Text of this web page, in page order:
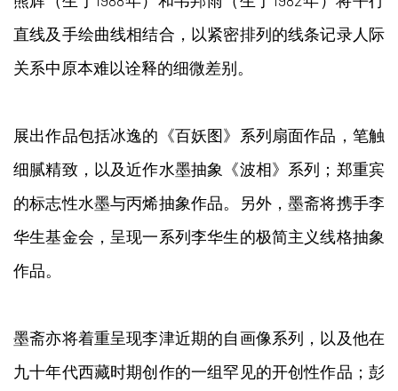
直线及手绘曲线相结合，以紧密排列的线条记录人际
关系中原本难以诠释的细微差别。
展出作品包括冰逸的《百妖图》系列扇面作品，笔触
细腻精致，以及近作水墨抽象《波相》系列；郑重宾
的标志性水墨与丙烯抽象作品。另外，墨斋将携手李
华生基金会，呈现一系列李华生的极简主义线格抽象
作品。
墨斋亦将着重呈现李津近期的自画像系列，以及他在
九十年代西藏时期创作的一组罕见的开创性作品；彭